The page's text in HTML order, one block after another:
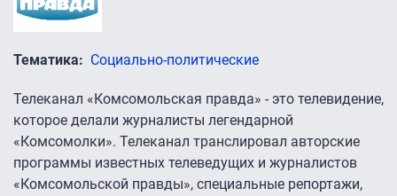
Тематика Социально-политические
Телеканал «Комсомольская правда» - это телевидение,
которое делали журналисты легендарной
«Комсомолки». Телеканал транслировал авторские
программы известных телеведущих и журналистов
«Комсомольской правды», специальные репортажи,